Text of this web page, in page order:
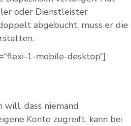
oder Dienstleister
abgebucht, muss er die
1-mobile-desktop“]
will, dass niemand
Konto zugreift, kann bei